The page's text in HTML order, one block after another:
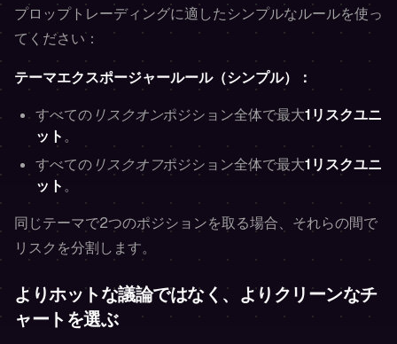
プロップトレーディングに適したシンプルなルールを使っ
てください：
テーマエクスポージャールール（シンプル）：
すべての リスクオンポジション全体で最大1リスクユニ
ット。
すべての リスクオフポジション全体で最大1リスクユニ
ット。
同じテーマで2つのポジションを取る場合、それらの間で
リスクを分割します。
よりホットな議論ではなく、よりクリーンなチ
ャートを選ぶ